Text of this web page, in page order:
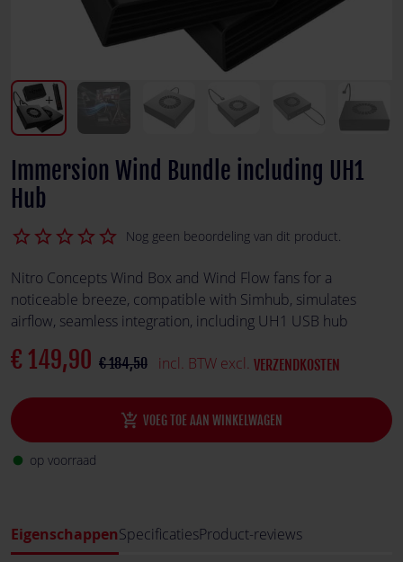
Immersion Wind Bundle including UH1
Hub
star_border
star_border
star_border
star_border
star_border Nog geen beoordeling van dit product.
Nitro Concepts Wind Box and Wind Flow fans for a
noticeable breeze, compatible with Simhub, simulates
airflow, seamless integration, including UH1 USB hub
€ 184,50
€ 149,90 incl. BTW excl. VERZENDKOSTEN
add_shopping_cart VOEG TOE AAN WINKELWAGEN
fiber_manual_record op voorraad
EigenschappenSpecificatiesProduct-reviews